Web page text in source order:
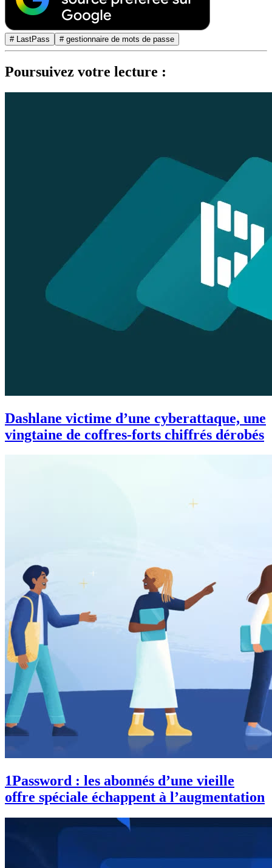
# LastPass # gestionnaire de mots de passe
Poursuivez votre lecture :
Dashlane victime d’une cyberattaque, une
vingtaine de coffres-forts chiffrés dérobés
1Password : les abonnés d’une vieille
offre spéciale échappent à l’augmentation